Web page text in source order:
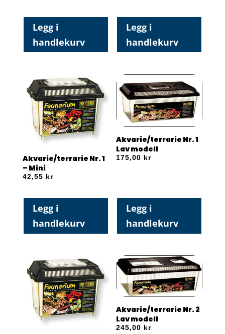
Legg i
handlekurv
Legg i
handlekurv
Akvarie/terrarie Nr. 1
– Mini
42,55 kr
Legg i
handlekurv
Akvarie/terrarie Nr. 1
Lav modell
175,00 kr
Legg i
handlekurv
Akvarie/terrarie Nr. 2
Lav modell
245,00 kr